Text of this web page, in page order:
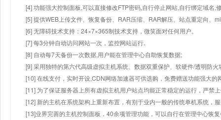
[4] 功能强大控制面板,可以直接修改FTP密码,自行停止网站,自行绑定域名,
[5] 提供WEB上传文件、恢复备份、RAR压缩、RAR解压、站点重定向、
[6] 无障碍技术支持：24×7×365制技术支持，微笑面对任何用户。
[7] 每3分钟自动访问网站一次，监控网站运行.
[8] 自动每7天备份一次数据,用户能在管理中心自助恢复数据;
[9] 采用独特的第六代高级虚拟主机系统、数据双重保护、软硬件/透明防火
[10] 在线支付，实时开设,CDN网络加速器可供选购，免费赠送功能强大
[11] 为了保证服务器上所有虚拟主机用户站点均能正常稳定的运行，严禁
[12] 新的主机在系统架构上重新布置，有别于业内一般的传统单机系统，
[13]业界完善的主机控制面板，40余项管理功能，可以自行在管理中心恢